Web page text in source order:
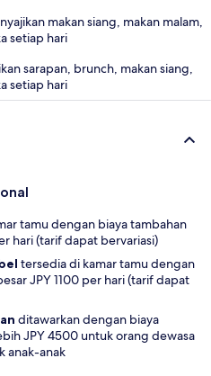
makan siang, makan malam,
setiap hari
sarapan, brunch, makan siang,
setiap hari
tamu dengan biaya tambahan
hari (tarif dapat bervariasi)
tersedia di kamar tamu dengan
JPY 1100 per hari (tarif dapat
ditawarkan dengan biaya
JPY 4500 untuk orang dewasa
anak-anak